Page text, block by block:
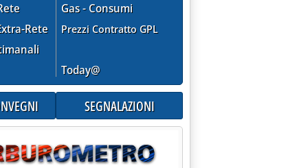
Rete
Gas - Consumi
Prezzi Contratto GPL
Today@
SEGNALAZIONI